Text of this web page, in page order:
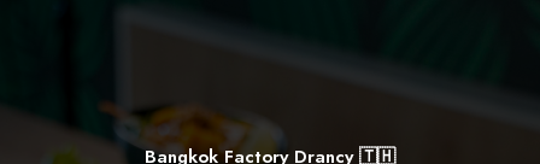
Bangkok Factory Drancy 🇹🇭